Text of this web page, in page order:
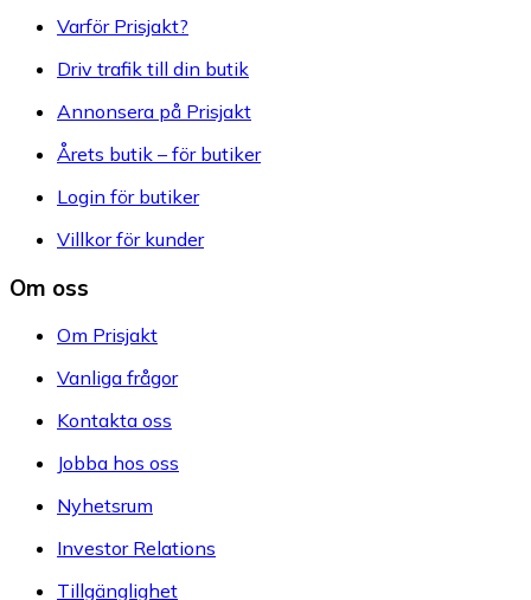
Varför Prisjakt?
Driv trafik till din butik
Annonsera på Prisjakt
Årets butik – för butiker
Login för butiker
Villkor för kunder
Om oss
Om Prisjakt
Vanliga frågor
Kontakta oss
Jobba hos oss
Nyhetsrum
Investor Relations
Tillgänglighet